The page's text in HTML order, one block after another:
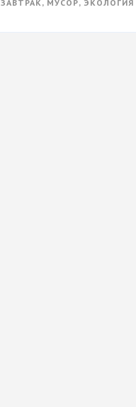
ЗАВТРАК , МУСОР, ЭКОЛОГИЯ